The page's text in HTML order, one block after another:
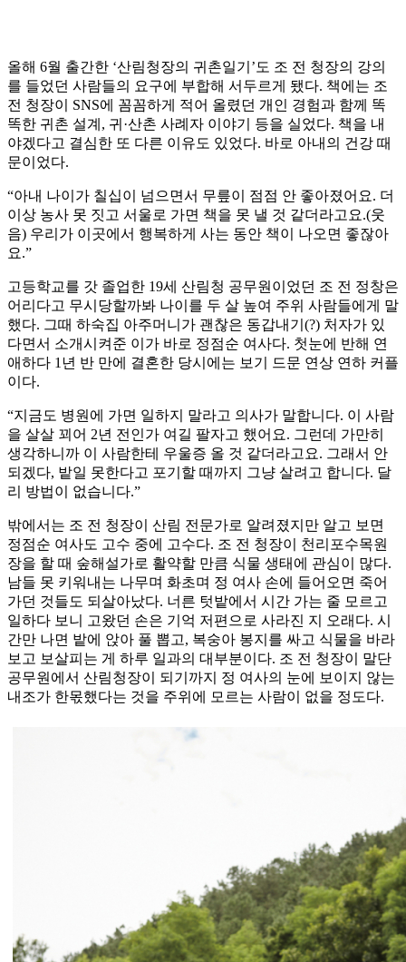
올해 6월 출간한 ‘산림청장의 귀촌일기’도 조 전 청장의 강의
를 들었던 사람들의 요구에 부합해 서두르게 됐다. 책에는 조
전 청장이 SNS에 꼼꼼하게 적어 올렸던 개인 경험과 함께 똑
똑한 귀촌 설계, 귀·산촌 사례자 이야기 등을 실었다. 책을 내
야겠다고 결심한 또 다른 이유도 있었다. 바로 아내의 건강 때
문이었다.
“아내 나이가 칠십이 넘으면서 무릎이 점점 안 좋아졌어요. 더
이상 농사 못 짓고 서울로 가면 책을 못 낼 것 같더라고요.(웃
음) 우리가 이곳에서 행복하게 사는 동안 책이 나오면 좋잖아
요.”
고등학교를 갓 졸업한 19세 산림청 공무원이었던 조 전 정창은
어리다고 무시당할까봐 나이를 두 살 높여 주위 사람들에게 말
했다. 그때 하숙집 아주머니가 괜찮은 동갑내기(?) 처자가 있
다면서 소개시켜준 이가 바로 정점순 여사다. 첫눈에 반해 연
애하다 1년 반 만에 결혼한 당시에는 보기 드문 연상 연하 커플
이다.
“지금도 병원에 가면 일하지 말라고 의사가 말합니다. 이 사람
을 살살 꾀어 2년 전인가 여길 팔자고 했어요. 그런데 가만히
생각하니까 이 사람한테 우울증 올 것 같더라고요. 그래서 안
되겠다, 밭일 못한다고 포기할 때까지 그냥 살려고 합니다. 달
리 방법이 없습니다.”
밖에서는 조 전 청장이 산림 전문가로 알려졌지만 알고 보면
정점순 여사도 고수 중에 고수다. 조 전 청장이 천리포수목원
장을 할 때 숲해설가로 활약할 만큼 식물 생태에 관심이 많다.
남들 못 키워내는 나무며 화초며 정 여사 손에 들어오면 죽어
가던 것들도 되살아났다. 너른 텃밭에서 시간 가는 줄 모르고
일하다 보니 고왔던 손은 기억 저편으로 사라진 지 오래다. 시
간만 나면 밭에 앉아 풀 뽑고, 복숭아 봉지를 싸고 식물을 바라
보고 보살피는 게 하루 일과의 대부분이다. 조 전 청장이 말단
공무원에서 산림청장이 되기까지 정 여사의 눈에 보이지 않는
내조가 한몫했다는 것을 주위에 모르는 사람이 없을 정도다.